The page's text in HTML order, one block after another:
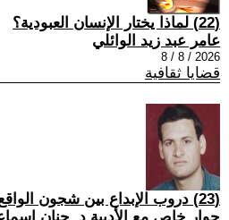
(22) لماذا يختار الإنسان العبودية؟
عامر عبد زيد الوائلي
2026 / 8 / 8
قضايا ثقافية
(23) دروب الإبداع بين شجون